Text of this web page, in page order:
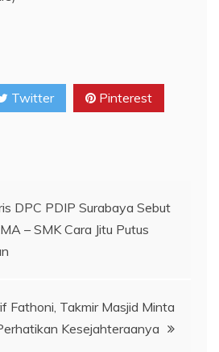
Twitter Pinterest
DPC PDIP Surabaya Sebut
– SMK Cara Jitu Putus
Fathoni, Takmir Masjid Minta
Kesejahteraanya